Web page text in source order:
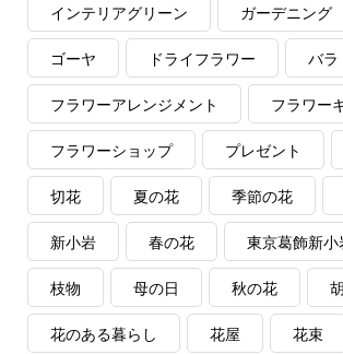
インテリアグリーン ガーデニング
ゴーヤ ドライフラワー バラ
フラワーアレンジメント フラワー
フラワーショップ プレゼント
切花 夏の花 季節の花
新小岩 春の花 東京葛飾新
枝物 母の日 秋の花
花のある暮らし 花屋 花束